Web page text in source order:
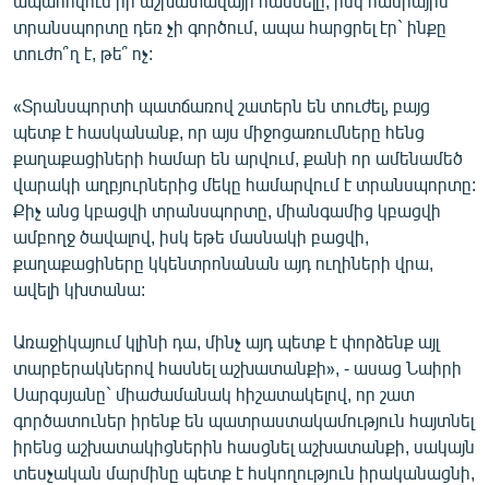
տրանսպորտը դեռ չի գործում, ապա հարցրել էր` ինքը
տուժո՞ղ է, թե՞ ոչ:
«Տրանսպորտի պատճառով շատերն են տուժել, բայց
պետք է հասկանանք, որ այս միջոցառումները հենց
քաղաքացիների համար են արվում, քանի որ ամենամեծ
վարակի աղբյուրներից մեկը համարվում է տրանսպորտը:
Քիչ անց կբացվի տրանսպորտը, միանգամից կբացվի
ամբողջ ծավալով, իսկ եթե մասնակի բացվի,
քաղաքացիները կկենտրոնանան այդ ուղիների վրա,
ավելի կխտանա:
Առաջիկայում կլինի դա, մինչ այդ պետք է փորձենք այլ
տարբերակներով հասնել աշխատանքի», - ասաց Նաիրի
Սարգսյանը` միաժամանակ հիշատակելով, որ շատ
գործատուներ իրենք են պատրաստակամություն հայտնել
իրենց աշխատակիցներին հասցնել աշխատանքի, սակայն
տեսչական մարմինը պետք է հսկողություն իրականացնի,